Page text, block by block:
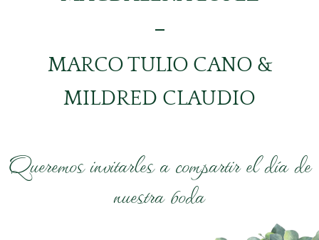
MARCO TULIO CANO &
MILDRED CLAUDIO
Queremos invitarles a compartir el día de
nuestra boda